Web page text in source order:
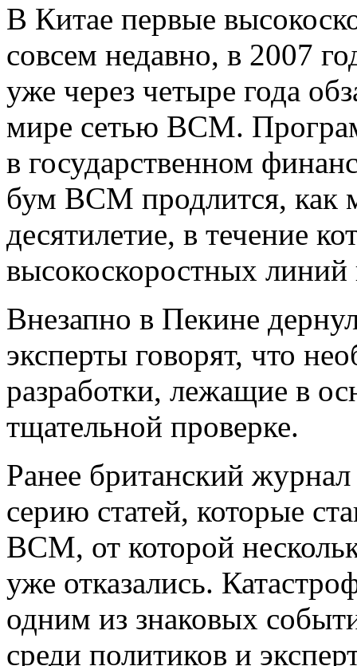
В Китае первые
совсем недавно, в 2007
уже через четыре года
мире сетью ВСМ.
в государственном
бум ВСМ продлится, как
десятилетие, в течение
высокоскоростных линий
Внезапно в Пекине
эксперты говорят, что
разработки, лежащие в
тщательной проверке.
Ранее британский
серию статей, которые
ВСМ, от которой
уже отказались.
одним из знаковых
среди политиков и